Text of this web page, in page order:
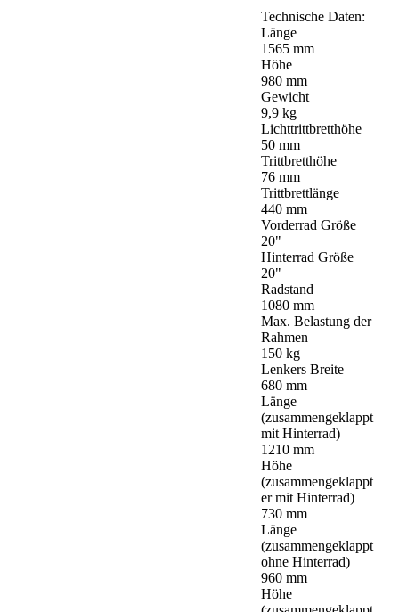
Technische Daten:
Länge
1565 mm
Höhe
980 mm
Gewicht
9,9 kg
Lichttrittbretthöhe
50 mm
Trittbretthöhe
76 mm
Trittbrettlänge
440 mm
Vorderrad Größe
20"
Hinterrad Größe
20"
Radstand
1080 mm
Max. Belastung der
Rahmen
150 kg
Lenkers Breite
680 mm
Länge
(zusammengeklappt
mit Hinterrad)
1210 mm
Höhe
(zusammengeklappt
er mit Hinterrad)
730 mm
Länge
(zusammengeklappt
ohne Hinterrad)
960 mm
Höhe